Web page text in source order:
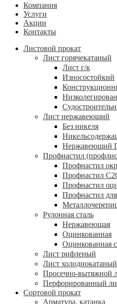
Компания
Услуги
Акции
Контакты
Листовой прокат
Лист горячекатаный
Лист г/к
Износостойкий
Лист нержавеющий
Без никеля
Нержавеющий
Профнастил
Профнастил
Профнастил
Профнастил
Профнастил для
Рулонная сталь
Нержавеющая
Оцинкованная
Оцинкованная
Лист рифленый
Лист холоднокатаный
Просечно-вытяжной
Перфорированный
Сортовой прокат
Арматура, катанка